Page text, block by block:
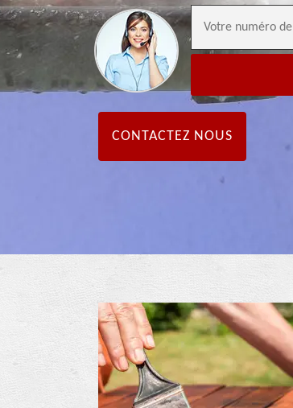
CONTACTEZ NOUS